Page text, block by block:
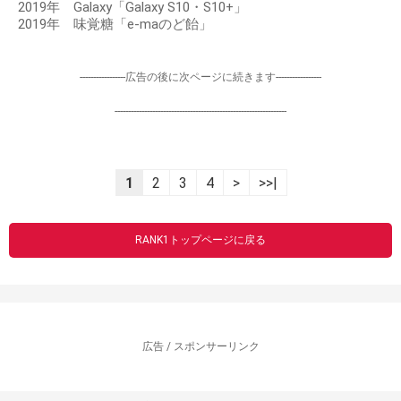
2019年 Galaxy「Galaxy S10・S10+」
2019年 味覚糖「e-maのど飴」
-----------------広告の後に次ページに続きます-----------------
----------------------------------------------------------------
1 2 3 4 > >>|
RANK1トップページに戻る
広告 / スポンサーリンク